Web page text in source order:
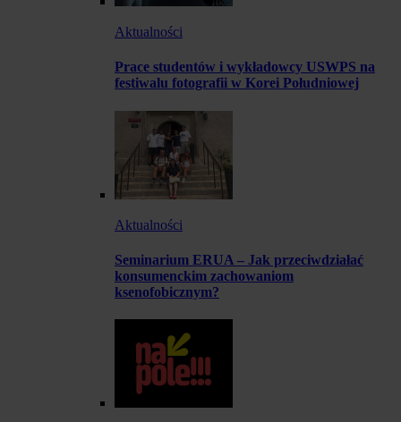
Aktualności
Prace studentów i wykładowcy USWPS na
festiwalu fotografii w Korei Południowej
Aktualności
Seminarium ERUA – Jak przeciwdziałać
konsumenckim zachowaniom
ksenofobicznym?